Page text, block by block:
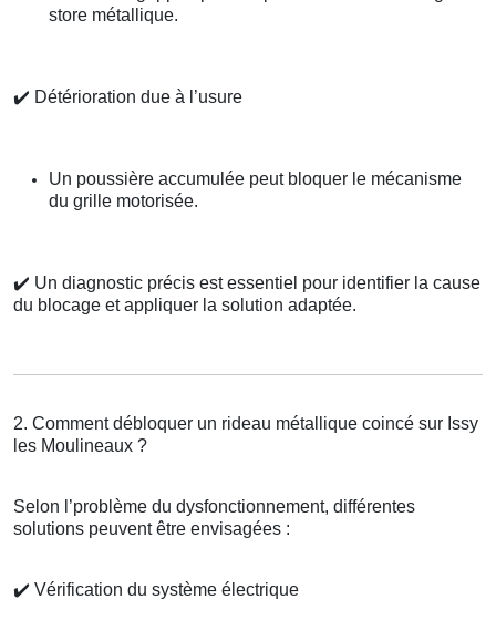
store métallique.
✔️ Détérioration due à l’usure
Un poussière accumulée peut bloquer le mécanisme
du grille motorisée.
✔️ Un diagnostic précis est essentiel pour identifier la cause
du blocage et appliquer la solution adaptée.
2. Comment débloquer un rideau métallique coincé sur Issy
les Moulineaux ?
Selon l’problème du dysfonctionnement, différentes
solutions peuvent être envisagées :
✔️ Vérification du système électrique